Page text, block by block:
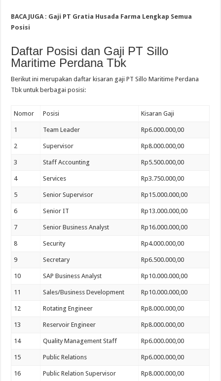
BACA JUGA : Gaji PT Gratia Husada Farma Lengkap Semua
Posisi
Daftar Posisi dan Gaji PT Sillo
Maritime Perdana Tbk
Berikut ini merupakan daftar kisaran gaji PT Sillo Maritime Perdana
Tbk untuk berbagai posisi:
Nomor Posisi Kisaran Gaji
1 Team Leader Rp6.000.000,00
2 Supervisor Rp8.000.000,00
3 Staff Accounting Rp5.500.000,00
4 Services Rp3.750.000,00
5 Senior Supervisor Rp15.000.000,00
6 Senior IT Rp13.000.000,00
7 Senior Business Analyst Rp16.000.000,00
8 Security Rp4.000.000,00
9 Secretary Rp6.500.000,00
10 SAP Business Analyst Rp10.000.000,00
11 Sales/Business Development Rp10.000.000,00
12 Rotating Engineer Rp8.000.000,00
13 Reservoir Engineer Rp8.000.000,00
14 Quality Management Staff Rp6.000.000,00
15 Public Relations Rp6.000.000,00
16 Public Relation Supervisor Rp8.000.000,00